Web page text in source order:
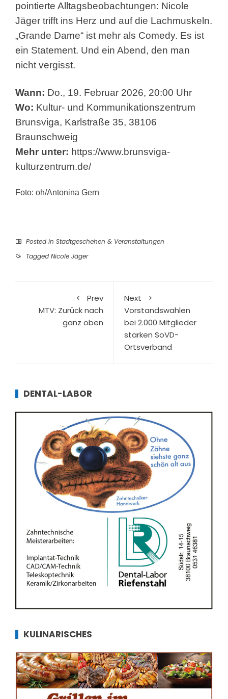
pointierte Alltagsbeobachtungen: Nicole
Jäger trifft ins Herz und auf die Lachmuskeln.
„Grande Dame“ ist mehr als Comedy. Es ist
ein Statement. Und ein Abend, den man
nicht vergisst.
Wann: Do., 19. Februar 2026, 20:00 Uhr
Wo: Kultur- und Kommunikationszentrum
Brunsviga, Karlstraße 35, 38106
Braunschweig
Mehr unter: https://www.brunsviga-
kulturzentrum.de/
Foto: oh/Antonina Gern
Posted in Stadtgeschehen & Veranstaltungen
Tagged Nicole Jäger
Prev
MTV: Zurück nach
ganz oben
Next
Vorstandswahlen
bei 2.000 Mitglieder
starken SoVD-
Ortsverband
DENTAL-LABOR
KULINARISCHES